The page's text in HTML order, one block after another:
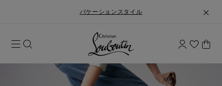
バケーションスタイル